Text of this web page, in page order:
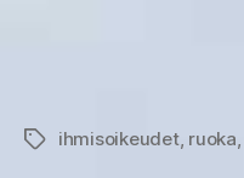
Avainsanat
ihmisoikeudet, ruoka